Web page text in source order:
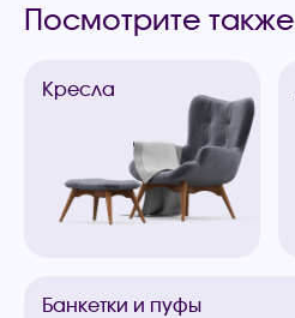
Посмотрите также
Кресла
Банкетки и пуфы